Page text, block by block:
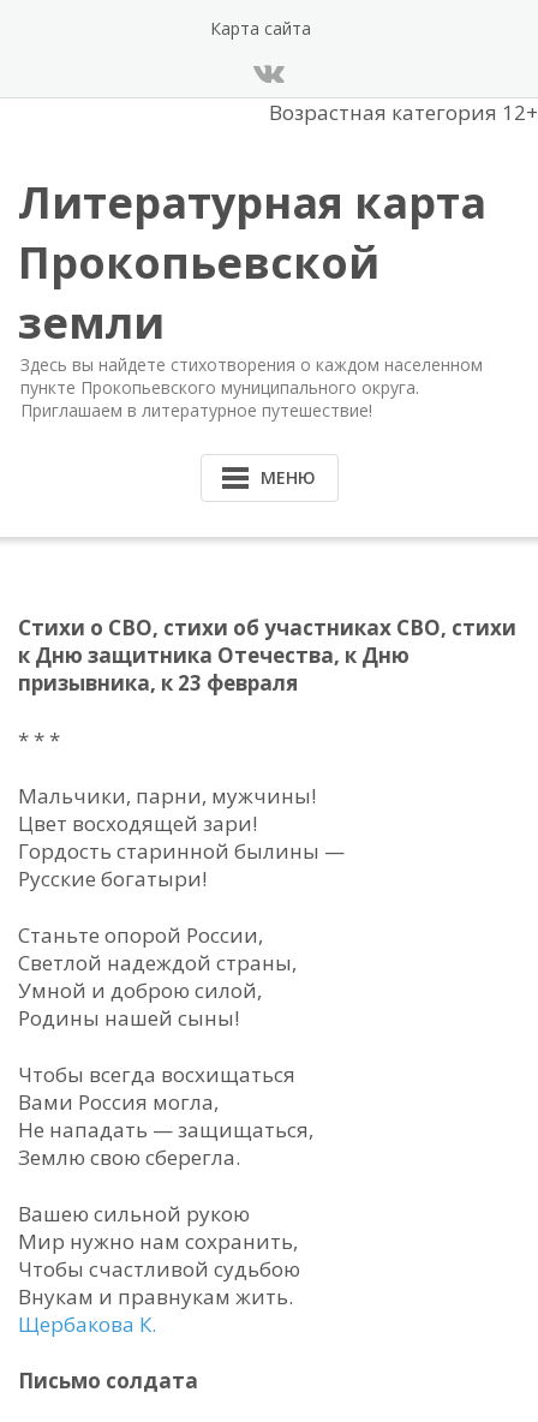
Карта сайта
Возрастная категория 12+
Литературная карта
Прокопьевской
земли
Здесь вы найдете стихотворения о каждом населенном
пункте Прокопьевского муниципального округа.
Приглашаем в литературное путешествие!
МЕНЮ
Стихи о СВО, стихи об участниках СВО, стихи
к Дню защитника Отечества, к Дню
призывника, к 23 февраля
* * *
Мальчики, парни, мужчины!
Цвет восходящей зари!
Гордость старинной былины —
Русские богатыри!
Станьте опорой России,
Светлой надеждой страны,
Умной и доброю силой,
Родины нашей сыны!
Чтобы всегда восхищаться
Вами Россия могла,
Не нападать — защищаться,
Землю свою сберегла.
Вашею сильной рукою
Мир нужно нам сохранить,
Чтобы счастливой судьбою
Внукам и правнукам жить.
Щербакова К.
Письмо солдата